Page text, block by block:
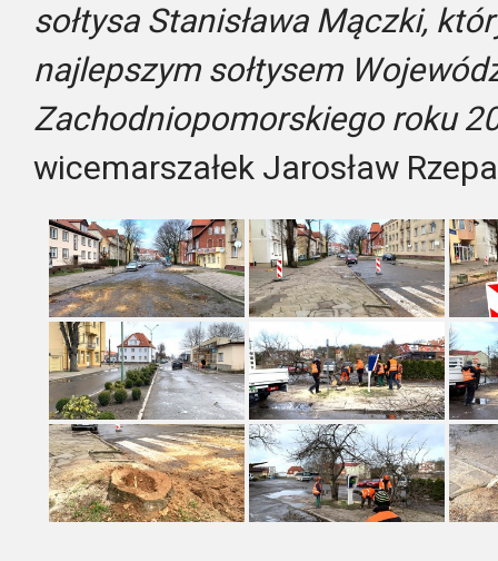
sołtysa Stanisława Mączki,
najlepszym sołtysem
Zachodniopomorskiego roku
wicemarszałek Jarosław